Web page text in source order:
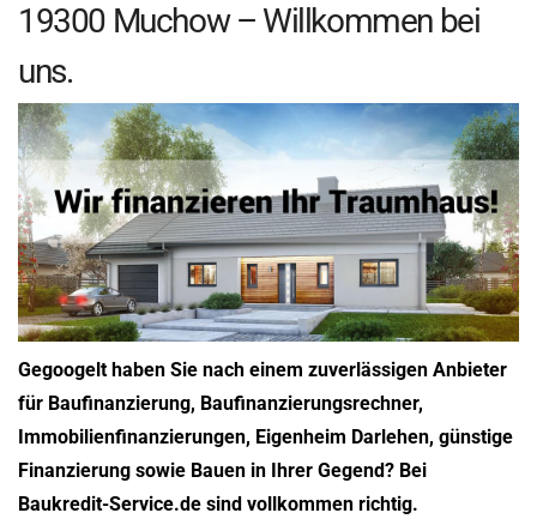
19300 Muchow – Willkommen bei
uns.
Gegoogelt haben Sie nach einem zuverlässigen Anbieter
für Baufinanzierung, Baufinanzierungsrechner,
Immobilienfinanzierungen, Eigenheim Darlehen, günstige
Finanzierung sowie Bauen in Ihrer Gegend? Bei
Baukredit-Service.de sind vollkommen richtig.